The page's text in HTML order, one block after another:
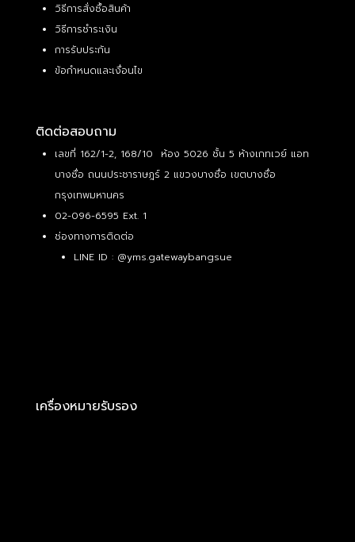
วิธีการสั่งซื้อสินค้า
วิธีการชำระเงิน
การรับประกัน
ข้อกำหนดและเงื่อนไข
ติดต่อสอบถาม
เลขที่ 162/1-2, 168/10 ห้อง 5026 ชั้น 5 ห้างเกทเวย์ แอท
บางซื่อ ถนนประชาราษฎร์ 2 แขวงบางซื่อ เขตบางซื่อ
กรุงเทพมหานคร
02-096-6595 Ext. 1
ช่องทางการติดต่อ
LINE ID : @yms.gatewaybangsue
เครื่องหมายรับรอง